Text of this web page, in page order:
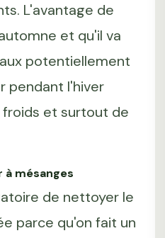
L'avantage de
et qu'il va
potentiellement
pendant l'hiver
et surtout de
mésanges
de nettoyer le
parce qu'on fait un